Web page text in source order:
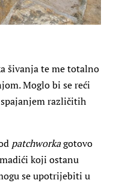
šivanja te me totalno
Moglo bi se reći
različitih
patchworkagotovo
koji ostanu
se upotrijebiti u